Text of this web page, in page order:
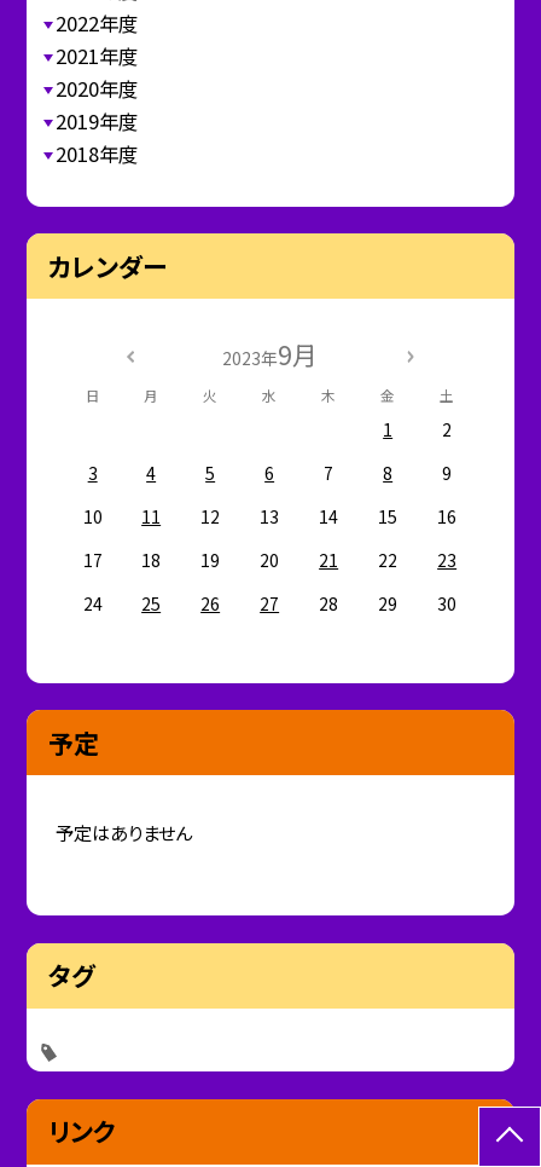
2022年度
2021年度
2020年度
2019年度
2018年度
カレンダー
2023年9月
日 月 火 水 木 金 土
1
2
3
4 5 6 7 8
9
10
11 12 13 14 15
16
17
18 19 20 21 22
23
24
25 26 27 28 29 30
予定
予定はありません
タグ
リンク